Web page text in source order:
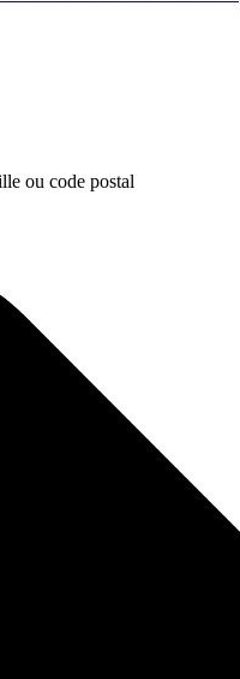
ou code postal